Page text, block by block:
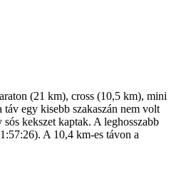
(21 km), cross (10,5 km), mini
egy kisebb szakaszán nem volt
kekszet kaptak. A leghosszabb
A 10,4 km-es távon a